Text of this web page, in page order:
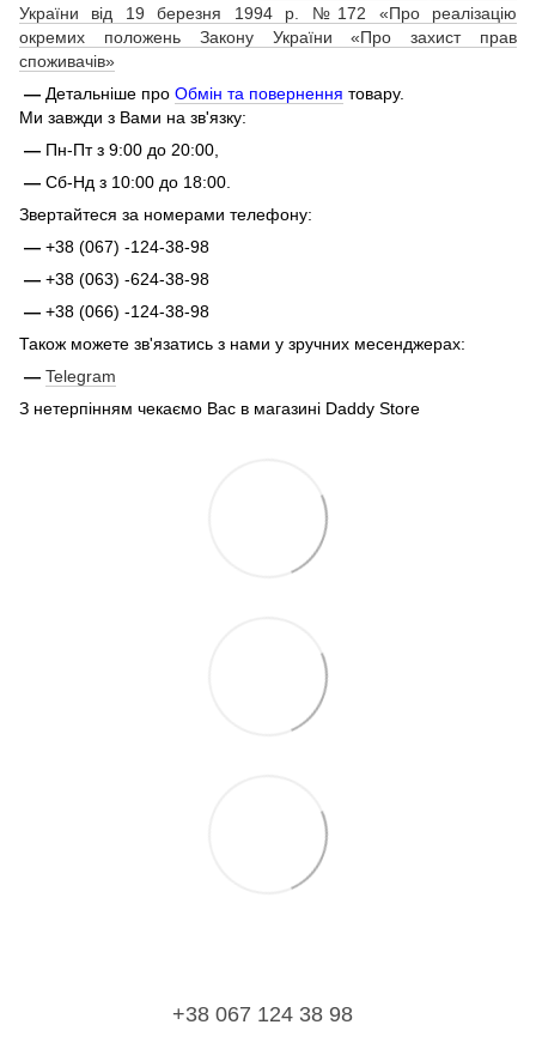
України від 19 березня 1994 р. №172 «Про реалізацію
окремих положень Закону України «Про захист прав
споживачів»
— Детальніше про Обмін та повернення товару.
Ми завжди з Вами на зв'язку:
— Пн-Пт з 9:00 до 20:00,
— Сб-Нд з 10:00 до 18:00.
Звертайтеся за номерами телефону:
— +38 (067) -124-38-98
— +38 (063) -624-38-98
— +38 (066) -124-38-98
Також можете зв'язатись з нами у зручних месенджерах:
— Telegram
З нетерпінням чекаємо Вас в магазині Daddy Store
+38 067 124 38 98